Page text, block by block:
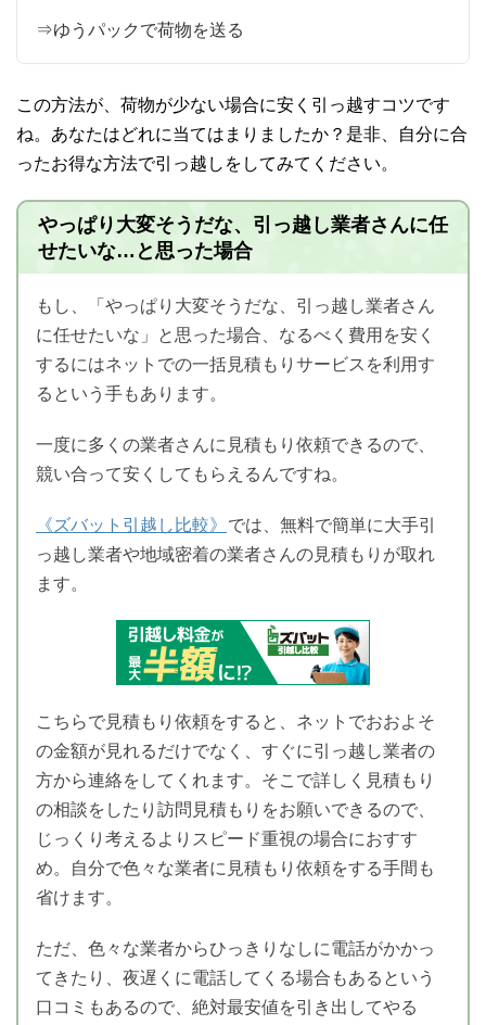
⇒ゆうパックで荷物を送る
この方法が、荷物が少ない場合に安く引っ越すコツです
ね。あなたはどれに当てはまりましたか？是非、自分に合
ったお得な方法で引っ越しをしてみてください。
やっぱり大変そうだな、引っ越し業者さんに任
せたいな…と思った場合
もし、「やっぱり大変そうだな、引っ越し業者さん
に任せたいな」と思った場合、なるべく費用を安く
するにはネットでの一括見積もりサービスを利用す
るという手もあります。
一度に多くの業者さんに見積もり依頼できるので、
競い合って安くしてもらえるんですね。
《ズバット引越し比較》
では、無料で簡単に大手引
っ越し業者や地域密着の業者さんの見積もりが取れ
ます。
こちらで見積もり依頼をすると、ネットでおおよそ
の金額が見れるだけでなく、すぐに引っ越し業者の
方から連絡をしてくれます。そこで詳しく見積もり
の相談をしたり訪問見積もりをお願いできるので、
じっくり考えるよりスピード重視の場合におすす
め。自分で色々な業者に見積もり依頼をする手間も
省けます。
ただ、色々な業者からひっきりなしに電話がかかっ
てきたり、夜遅くに電話してくる場合もあるという
口コミもあるので、絶対最安値を引き出してやる